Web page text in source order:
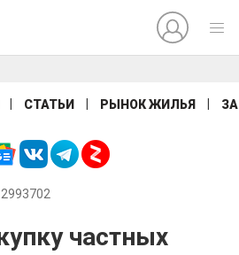
СТАТЬИ РЫНОК ЖИЛЬЯ
2993702
частных